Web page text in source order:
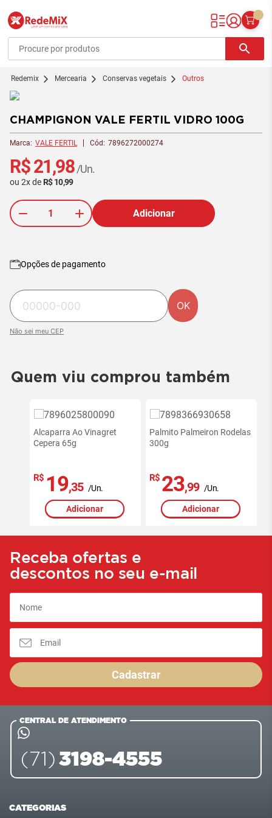
Redemix – Supermercado Online
search
redemix Mercearia Conservas vegetais Outros
CHAMPIGNON VALE FERTIL VIDRO 100G
Marca: VALE FERTIL Cód: 7896272000274
R$ 21,98 /Un.
ou 2xde R$ 10,99
Adicionar
Opções de pagamento
OK
Não sei meu CEP
Quem viu comprou também
Alcaparra Ao Vinagret
Cepera 65g
R$ 19,35 /Un.
Adicionar
Palmito Palmeiron Rodelas
300g
R$ 23,99 /Un.
Adicionar
Receba ofertas e
descontos no seu e-mail
Cadastrar
CENTRAL DE ATENDIMENTO
(71) 3198-4555
CATEGORIAS